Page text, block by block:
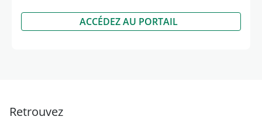
ACCÉDEZ AU PORTAIL
Retrouvez